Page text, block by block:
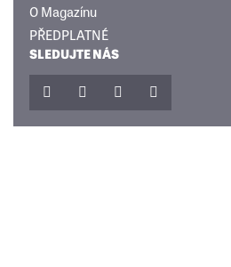
O Magazínu
PŘEDPLATNÉ
SLEDUJTE NÁS